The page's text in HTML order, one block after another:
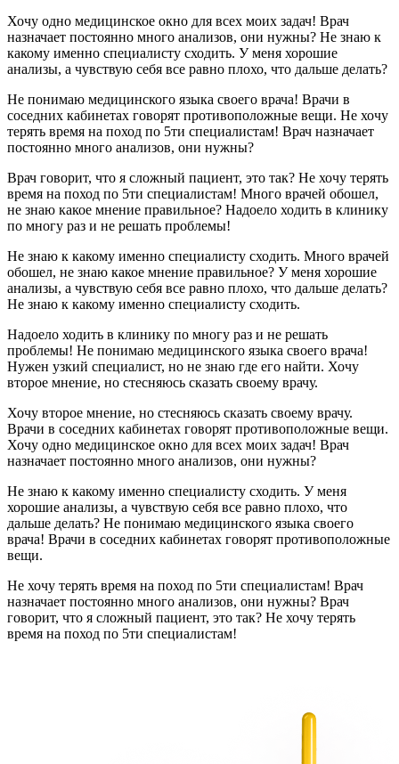
Хочу одно медицинское окно для всех моих задач! Врач
назначает постоянно много анализов, они нужны? Не знаю к
какому именно специалисту сходить. У меня хорошие
анализы, а чувствую себя все равно плохо, что дальше делать?
Не понимаю медицинского языка своего врача! Врачи в
соседних кабинетах говорят противоположные вещи. Не хочу
терять время на поход по 5ти специалистам! Врач назначает
постоянно много анализов, они нужны?
Врач говорит, что я сложный пациент, это так? Не хочу терять
время на поход по 5ти специалистам! Много врачей обошел,
не знаю какое мнение правильное? Надоело ходить в клинику
по многу раз и не решать проблемы!
Не знаю к какому именно специалисту сходить. Много врачей
обошел, не знаю какое мнение правильное? У меня хорошие
анализы, а чувствую себя все равно плохо, что дальше делать?
Не знаю к какому именно специалисту сходить.
Надоело ходить в клинику по многу раз и не решать
проблемы! Не понимаю медицинского языка своего врача!
Нужен узкий специалист, но не знаю где его найти. Хочу
второе мнение, но стесняюсь сказать своему врачу.
Хочу второе мнение, но стесняюсь сказать своему врачу.
Врачи в соседних кабинетах говорят противоположные вещи.
Хочу одно медицинское окно для всех моих задач! Врач
назначает постоянно много анализов, они нужны?
Не знаю к какому именно специалисту сходить. У меня
хорошие анализы, а чувствую себя все равно плохо, что
дальше делать? Не понимаю медицинского языка своего
врача! Врачи в соседних кабинетах говорят противоположные
вещи.
Не хочу терять время на поход по 5ти специалистам! Врач
назначает постоянно много анализов, они нужны? Врач
говорит, что я сложный пациент, это так? Не хочу терять
время на поход по 5ти специалистам!